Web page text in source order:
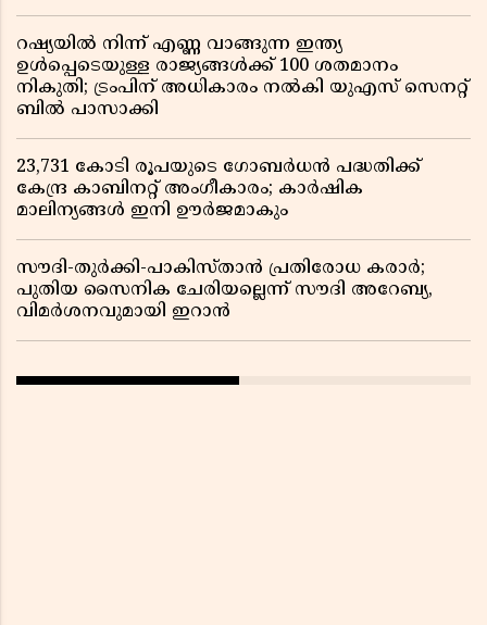
റഷ്യയിൽ നിന്ന് എണ്ണ വാങ്ങുന്ന ഇന്ത്യ
ഉൾപ്പെടെയുള്ള രാജ്യങ്ങൾക്ക് 100 ശതമാനം
നികുതി; ട്രംപിന് അധികാരം നൽകി യുഎസ് സെനറ്റ്
ബിൽ പാസാക്കി
23,731 കോടി രൂപയുടെ ഗോബർധൻ പദ്ധതിക്ക്
കേന്ദ്ര കാബിനറ്റ് അംഗീകാരം; കാർഷിക
മാലിന്യങ്ങൾ ഇനി ഊർജമാകും
സൗദി-തുർക്കി-പാകിസ്താൻ പ്രതിരോധ കരാർ;
പുതിയ സൈനിക ചേരിയല്ലെന്ന് സൗദി അറേബ്യ,
വിമർശനവുമായി ഇറാൻ